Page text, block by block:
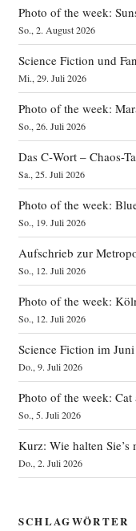
Photo of the week:
So., 2. August 2026
Science Fiction und
Mi., 29. Juli 2026
Photo of the week:
So., 26. Juli 2026
Das C‑Wort – Chaos-
Sa., 25. Juli 2026
Photo of the week:
So., 19. Juli 2026
Aufschrieb zur
So., 12. Juli 2026
Photo of the week:
So., 12. Juli 2026
Science Fiction im
Do., 9. Juli 2026
Photo of the week: Cat
So., 5. Juli 2026
Kurz: Wie halten Sie’s
Do., 2. Juli 2026
SCHLAGWÖRTER